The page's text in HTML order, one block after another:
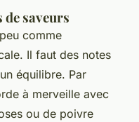
saveurs
comme
Il faut des notes
équilibre. Par
à merveille avec
ou de poivre